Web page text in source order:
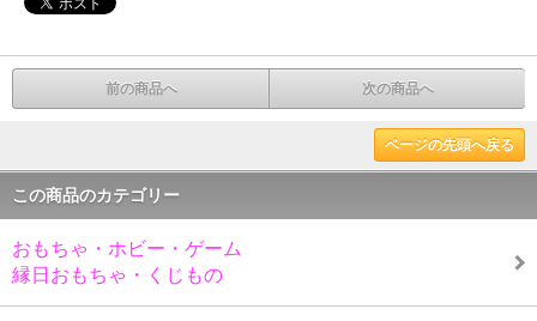
前の商品へ 次の商品へ
ページの先頭へ戻る
この商品のカテゴリー
おもちゃ・ホビー・ゲーム
縁日おもちゃ・くじもの